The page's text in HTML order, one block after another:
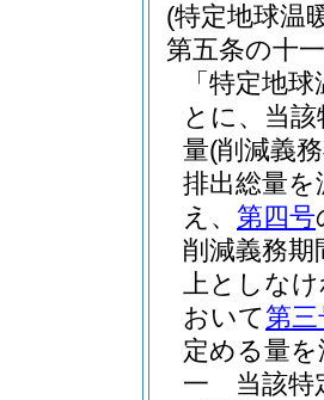
(特定地球温
第五条の十一
「特定地
とに、当
量(削減義
排出総量
え、 第四号
削減義務
上としな
おいて第三
定める量
一
当該